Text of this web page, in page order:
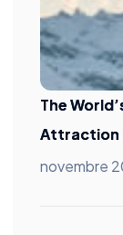
The
Attraction
novembre